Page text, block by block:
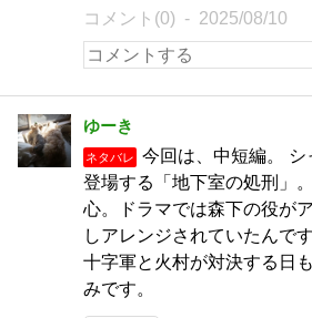
コメント(0) 2025/08/10
ゆーき
ネタバレ
今回は、中短編。
登場する「地下室の処刑」
心。ドラマでは森下の役が
しアレンジされていたんで
十字軍と火村が対決する日
みです。